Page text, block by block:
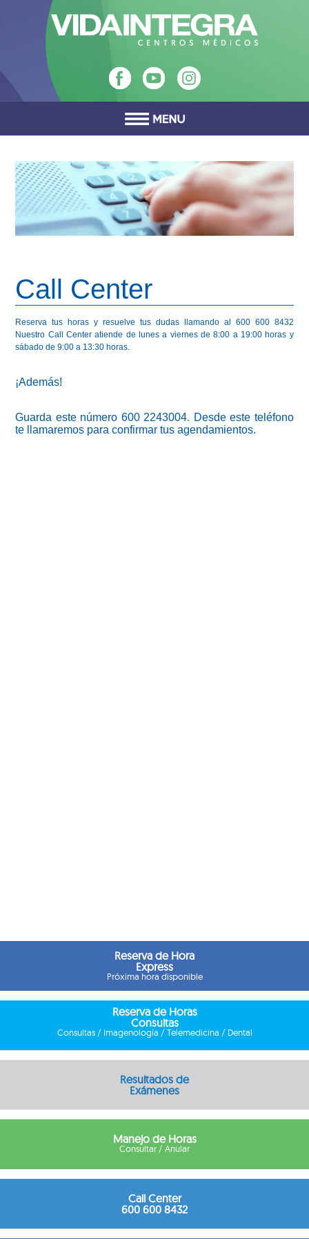
Reserva de Hora
Express
Próxima hora disponible
Reserva de Horas
Consultas
Consultas / Imagenología / Telemedicina / Dental
Resultados de
Exámenes
Manejo de Horas
Consultar / Anular
Call Center
600 600 8432
Call Center
Reserva tus horas y resuelve tus dudas llamando al 600 600 8432
Nuestro Call Center atiende de lunes a viernes de 8:00 a 19:00 horas y
sábado de 9:00 a 13:30 horas.
¡Además!
Guarda este número 600 2243004. Desde este teléfono
te llamaremos para confirmar tus agendamientos.